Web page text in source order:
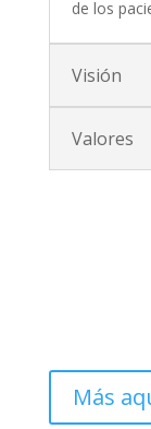
de los
Visión
Valores
Más